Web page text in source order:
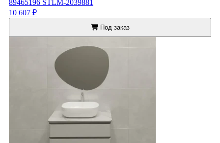
89465196 STLM-2039881
10 607 ₽
Под заказ